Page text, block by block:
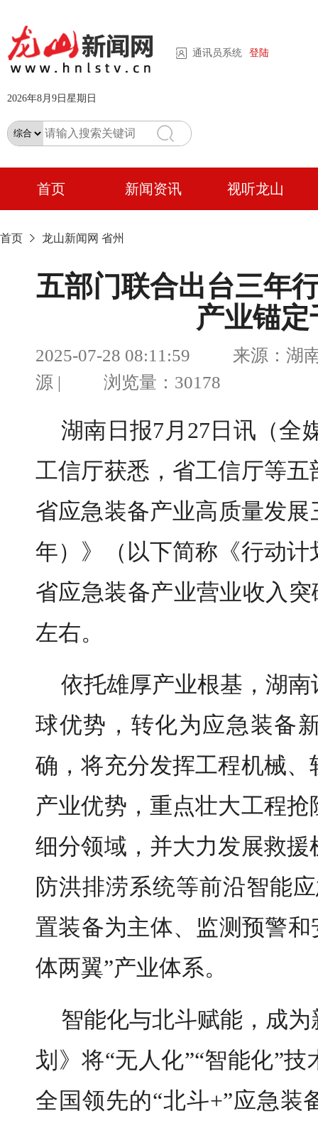
通讯员系统 登陆
2026年8月9日星期日
首页 新闻资讯 视听龙山
首页 龙山新闻网 省州
五部门联合出台三年
产业锚
2025-07-28 08:11:59 来源：湖南
源 | 浏览量：30178
湖南日报7月27日讯（全
工信厅获悉，省工信厅等
省应急装备产业高质量发
年）》（以下简称《行动计
省应急装备产业营业收入
左右。
依托雄厚产业根基，湖
球优势，转化为应急装备
确，将充分发挥工程机械
产业优势，重点壮大工程
细分领域，并大力发展救
防洪排涝系统等前沿智能
置装备为主体、监测预警
体两翼”产业体系。
智能化与北斗赋能，成
划》将“无人化”“智能化”
全国领先的“北斗+”应急装